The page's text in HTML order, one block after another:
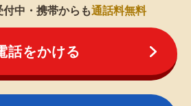
中・携帯からも通話料無料
話をかける